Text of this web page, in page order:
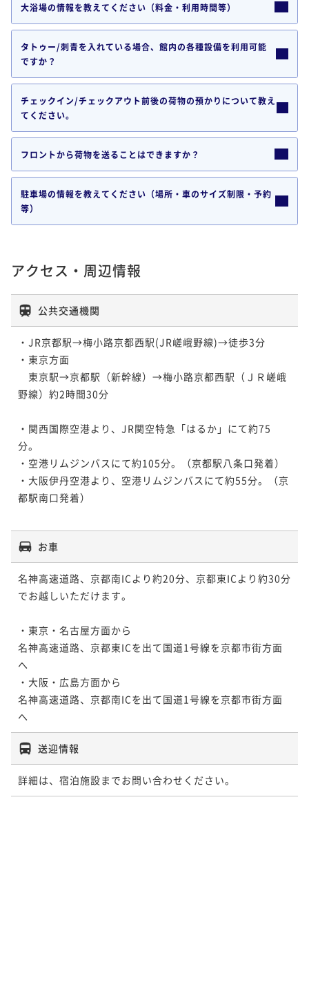
大浴場の情報を教えてください（料金・利用時間等）
タトゥー/刺青を入れている場合、館内の各種設備を利用可能
ですか？
チェックイン/チェックアウト前後の荷物の預かりについて教え
てください。
フロントから荷物を送ることはできますか？
駐車場の情報を教えてください（場所・車のサイズ制限・予約
等）
アクセス・周辺情報
公共交通機関
・JR京都駅→梅小路京都西駅(JR嵯峨野線)→徒歩3分
・東京方面
東京駅→京都駅（新幹線）→梅小路京都西駅（ＪＲ嵯峨
野線）約2時間30分
・関西国際空港より、JR関空特急「はるか」にて約75
分。
・空港リムジンバスにて約105分。（京都駅八条口発着）
・大阪伊丹空港より、空港リムジンバスにて約55分。（京
都駅南口発着）
お車
名神高速道路、京都南ICより約20分、京都東ICより約30分
でお越しいただけます。
・東京・名古屋方面から
名神高速道路、京都東ICを出て国道1号線を京都市街方面
へ
・大阪・広島方面から
名神高速道路、京都南ICを出て国道1号線を京都市街方面
へ
送迎情報
詳細は、宿泊施設までお問い合わせください。